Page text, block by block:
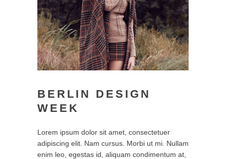
BERLIN DESIGN
WEEK
Lorem ipsum dolor sit amet, consectetuer
adipiscing elit. Nam cursus. Morbi ut mi. Nullam
enim leo, egestas id, aliquam condimentum at,